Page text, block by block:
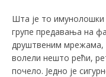
Шта је то имунолошки
групе предавања на
друштвеним мрежама,
волели нешто рећи,
почело. Једно је